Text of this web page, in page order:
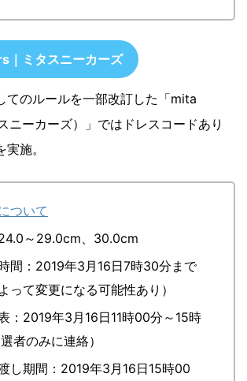
｜ミタスニーカーズ
てのルールを一部改訂した「mita
ニーカーズ）」ではドレスコードあり
施。
ついて
～29.0cm、30.0cm
間：2019年3月16日7時30分まで
って変更になる可能性あり）
：2019年3月16日11時00分～15時
者のみに連絡）
し期間：2019年3月16日15時00